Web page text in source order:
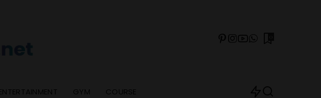
GYM COURSE